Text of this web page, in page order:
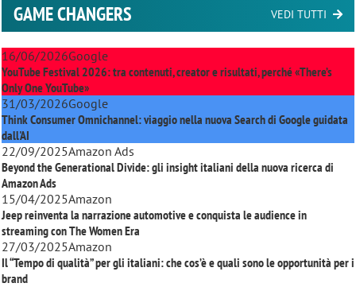
GAME CHANGERS VEDI TUTTI
16/06/2026Google
YouTube Festival 2026: tra contenuti, creator e risultati, perché «There’s
Only One YouTube»
31/03/2026Google
Think Consumer Omnichannel: viaggio nella nuova Search di Google guidata
dall'AI
22/09/2025Amazon Ads
Beyond the Generational Divide: gli insight italiani della nuova ricerca di
Amazon Ads
15/04/2025Amazon
Jeep reinventa la narrazione automotive e conquista le audience in
streaming conThe Women Era
27/03/2025Amazon
Il “Tempo di qualità” per gli italiani: che cos’è e quali sono le opportunità per i
brand